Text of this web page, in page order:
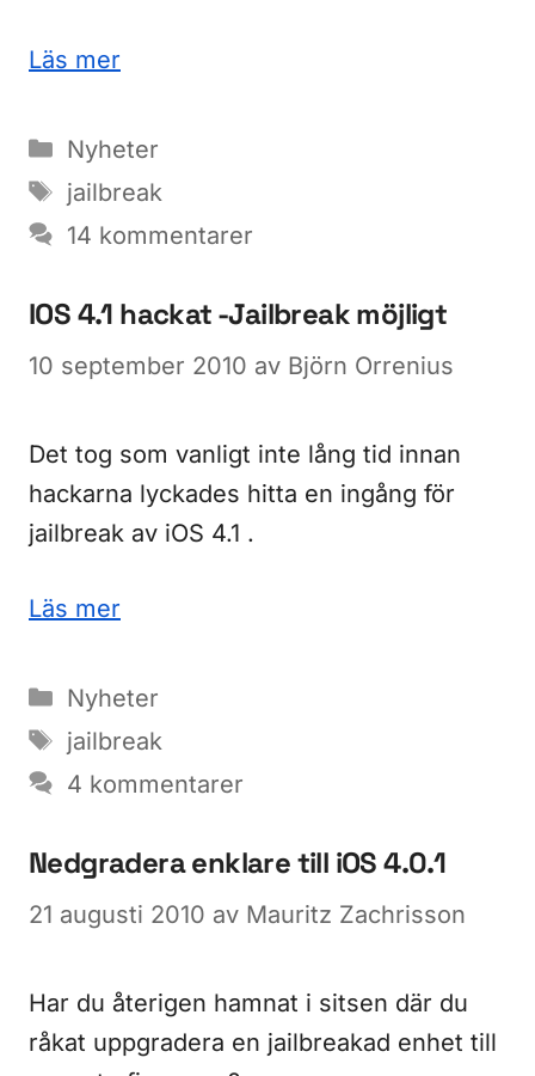
Läs mer
Kategorier
Nyheter
Etiketter
jailbreak
14 kommentarer
IOS 4.1 hackat -Jailbreak möjligt
10 september 2010 av Björn Orrenius
Det tog som vanligt inte lång tid innan
hackarna lyckades hitta en ingång för
jailbreak av iOS 4.1 .
Läs mer
Kategorier
Nyheter
Etiketter
jailbreak
4 kommentarer
Nedgradera enklare till iOS 4.0.1
21 augusti 2010 av Mauritz Zachrisson
Har du återigen hamnat i sitsen där du
råkat uppgradera en jailbreakad enhet till